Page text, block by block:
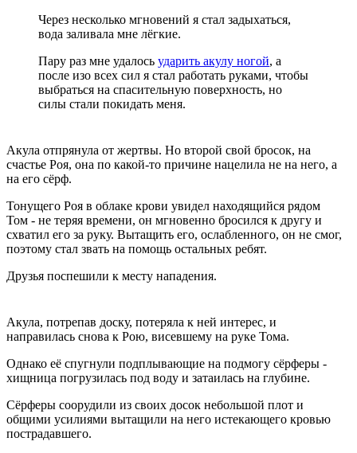
Через несколько мгновений я стал задыхаться,
вода заливала мне лёгкие.
Пару раз мне удалось ударить акулу ногой, а
после изо всех сил я стал работать руками, чтобы
выбраться на спасительную поверхность, но
силы стали покидать меня.
Акула отпрянула от жертвы. Но второй свой бросок, на
счастье Роя, она по какой-то причине нацелила не на него, а
на его сёрф.
Тонущего Роя в облаке крови увидел находящийся рядом
Том - не теряя времени, он мгновенно бросился к другу и
схватил его за руку. Вытащить его, ослабленного, он не смог,
поэтому стал звать на помощь остальных ребят.
Друзья поспешили к месту нападения.
Акула, потрепав доску, потеряла к ней интерес, и
направилась снова к Рою, висевшему на руке Тома.
Однако её спугнули подплывающие на подмогу сёрферы -
хищница погрузилась под воду и затаилась на глубине.
Сёрферы соорудили из своих досок небольшой плот и
общими усилиями вытащили на него истекающего кровью
пострадавшего.